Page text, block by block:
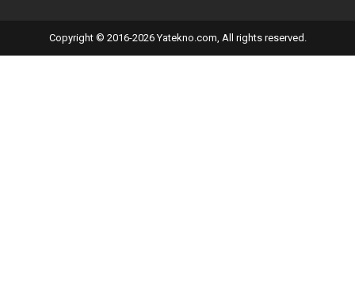
Copyright © 2016-2026 Yatekno.com, All rights reserved.